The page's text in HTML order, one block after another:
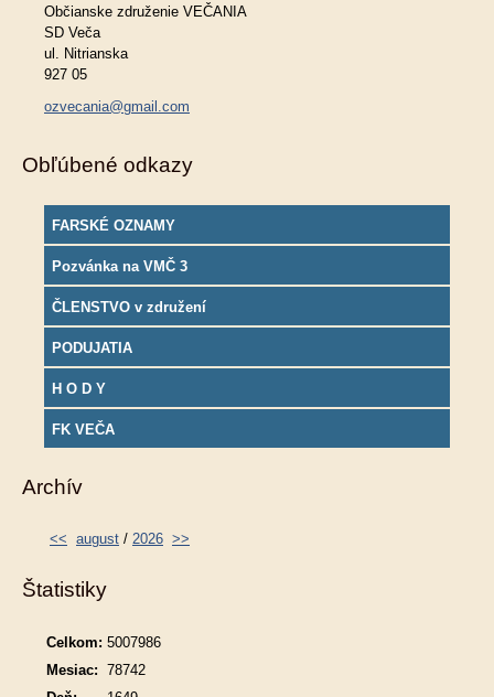
Občianske združenie VEČANIA
SD Veča
ul. Nitrianska
927 05
ozvecania@gmail.com
Obľúbené odkazy
FARSKÉ OZNAMY
Pozvánka na VMČ 3
ČLENSTVO v združení
PODUJATIA
H O D Y
FK VEČA
Archív
<< august / 2026 >>
Štatistiky
Celkom: 5007986
Mesiac: 78742